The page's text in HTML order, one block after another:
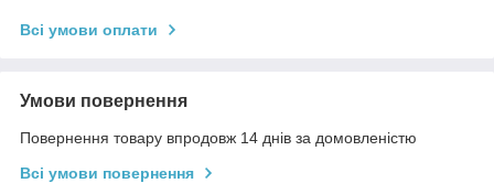
Всі умови оплати
Умови повернення
Повернення товару впродовж 14 днів за домовленістю
Всі умови повернення